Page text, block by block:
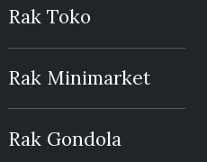
Rak Toko
Rak Minimarket
Rak Gondola